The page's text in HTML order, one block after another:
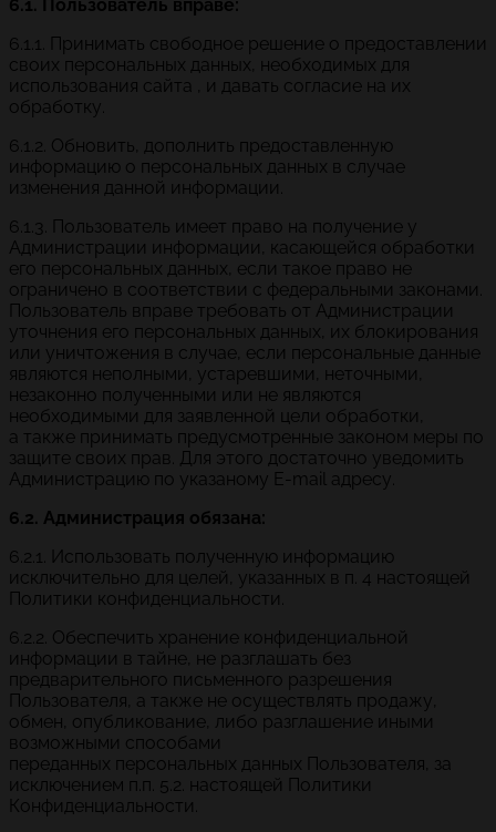
6.1. Пользователь вправе:
6.1.1. Принимать свободное решение о предоставлении
своих персональных данных, необходимых для
использования сайта , и давать согласие на их
обработку.
6.1.2. Обновить, дополнить предоставленную
информацию о персональных данных в случае
изменения данной информации.
6.1.3. Пользователь имеет право на получение у
Администрации информации, касающейся обработки
его персональных данных, если такое право не
ограничено в соответствии с федеральными законами.
Пользователь вправе требовать от Администрации
уточнения его персональных данных, их блокирования
или уничтожения в случае, если персональные данные
являются неполными, устаревшими, неточными,
незаконно полученными или не являются
необходимыми для заявленной цели обработки,
а также принимать предусмотренные законом меры по
защите своих прав. Для этого достаточно уведомить
Администрацию по указаному E-mail адресу.
6.2. Администрация обязана:
6.2.1. Использовать полученную информацию
исключительно для целей, указанных в п. 4 настоящей
Политики конфиденциальности.
6.2.2. Обеспечить хранение конфиденциальной
информации в тайне, не разглашать без
предварительного письменного разрешения
Пользователя, а также не осуществлять продажу,
обмен, опубликование, либо разглашение иными
возможными способами
переданных персональных данных Пользователя, за
исключением п.п. 5.2. настоящей Политики
Конфиденциальности.